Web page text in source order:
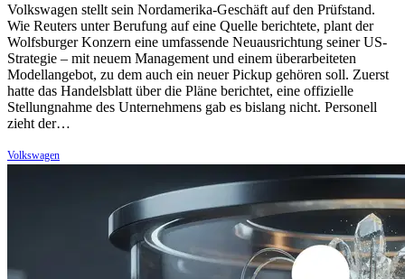
Volkswagen stellt sein Nordamerika-Geschäft auf den Prüfstand.
Wie Reuters unter Berufung auf eine Quelle berichtete, plant der
Wolfsburger Konzern eine umfassende Neuausrichtung seiner US-
Strategie – mit neuem Management und einem überarbeiteten
Modellangebot, zu dem auch ein neuer Pickup gehören soll. Zuerst
hatte das Handelsblatt über die Pläne berichtet, eine offizielle
Stellungnahme des Unternehmens gab es bislang nicht. Personell
zieht der…
Volkswagen